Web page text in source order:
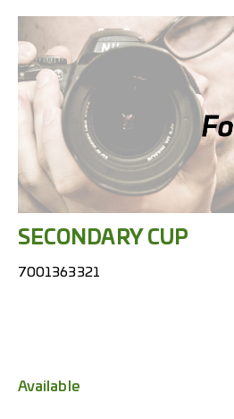
SECONDARY CUP
7001363321
Available